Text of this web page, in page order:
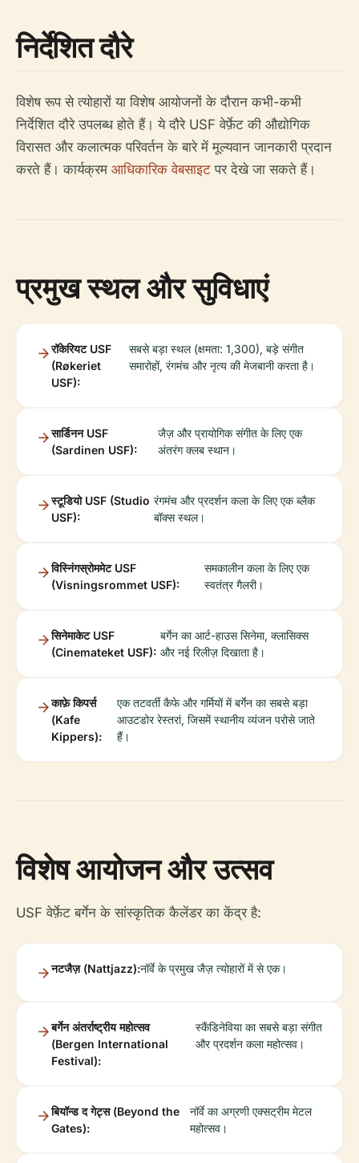
निर्देशित दौरे
विशेष रूप से त्योहारों या विशेष आयोजनों के दौरान कभी-कभी
निर्देशित दौरे उपलब्ध होते हैं। ये दौरे USF वेर्फ़ेट की औद्योगिक
विरासत और कलात्मक परिवर्तन के बारे में मूल्यवान जानकारी प्रदान
करते हैं। कार्यक्रम आधिकारिक वेबसाइट पर देखे जा सकते हैं।
प्रमुख स्थल और सुविधाएं
रॉकेरियट USF
(Røkeriet
USF):
सबसे बड़ा स्थल (क्षमता: 1,300), बड़े संगीत
समारोहों, रंगमंच और नृत्य की मेजबानी करता है।
सार्डिनन USF
(Sardinen USF):
जैज़ और प्रायोगिक संगीत के लिए एक
अंतरंग क्लब स्थान।
स्टूडियो USF (Studio
USF):
रंगमंच और प्रदर्शन कला के लिए एक ब्लैक
बॉक्स स्थल।
विस्निंगस्रोममेट USF
(Visningsrommet USF):
समकालीन कला के लिए एक
स्वतंत्र गैलरी।
सिनेमाकेट USF
(Cinemateket USF):
बर्गेन का आर्ट-हाउस सिनेमा, क्लासिक्स
और नई रिलीज़ दिखाता है।
काफ़े किपर्स
(Kafe
Kippers):
एक तटवर्ती कैफे और गर्मियों में बर्गेन का सबसे बड़ा
आउटडोर रेस्तरां, जिसमें स्थानीय व्यंजन परोसे जाते
हैं।
विशेष आयोजन और उत्सव
USF वेर्फ़ेट बर्गेन के सांस्कृतिक कैलेंडर का केंद्र है:
नटजैज़ (Nattjazz):नॉर्वे के प्रमुख जैज़ त्योहारों में से एक।
बर्गेन अंतर्राष्ट्रीय महोत्सव
(Bergen International
Festival):
स्कैंडिनेविया का सबसे बड़ा संगीत
और प्रदर्शन कला महोत्सव।
बियॉन्ड द गेट्स (Beyond the
Gates):
नॉर्वे का अग्रणी एक्सट्रीम मेटल
महोत्सव।